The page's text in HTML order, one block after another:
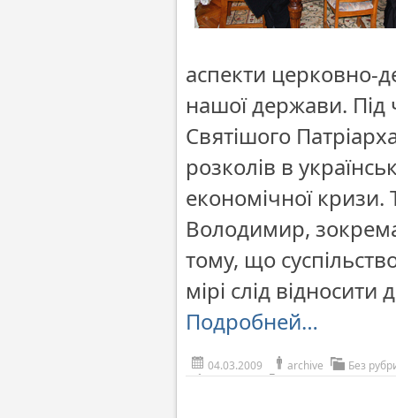
аспекти церковно-
нашої держави. Під
Святішого
розколів в
економічної
Володимир,
тому, що
мірі слід
Подробней…
04.03.2009 archive Без